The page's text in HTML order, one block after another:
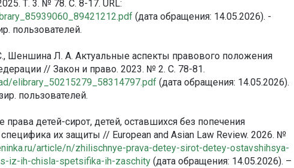
Т. 3. № 78. С. 8-17. URL:
(дата обращения: 14.05.2026). -
пользователей.
Шеншина Л. А. Актуальные аспекты правового положения
// Закон и право. 2023. № 2. С. 78-81.
elibrary_50215279_58314797.pdf (дата обращения: 14.05.2026).
пользователей.
детей-сирот, детей, оставшихся без попечения
специфика их защиты // European and Asian Law Review. 2026. №
article/n/zhilischnye-prava-detey-sirot-detey-ostavshihsya-
iz-ih-chisla-spetsifika-ih-zaschity (дата обращения: 14.05.2026). –